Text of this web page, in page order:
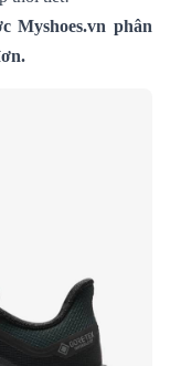
Myshoes.vn phân